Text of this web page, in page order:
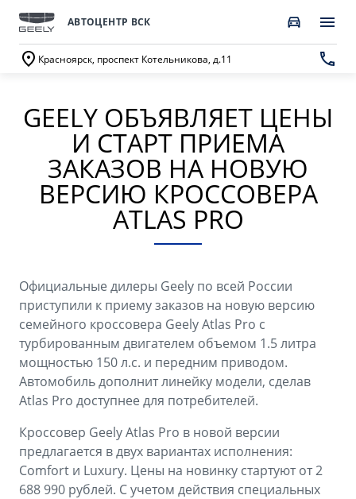
АВТОЦЕНТР ВСК
Красноярск, проспект Котельникова, д.11
МОДЕЛИ
GEELY EX5 Гибрид НОВЫЙ COOLRAY
от 2 764 990 ₽*
CITYRAY
от 2 599 990 ₽*
ATLAS
от 3 189 990 ₽*
OKAVANGO
от 3 429 990 ₽*
MONJARO
от 4 349 990 ₽*
ПОКУПАТЕЛЯМ
ВЫБОР И ПОКУПКА
Автомобили в наличии
Спецпредложения
Записаться на тест-драйв
Трейд-ин
Аксессуары
Зарядные устройства
ФИНАНСЫ И УСЛУГИ
Автокредит
ВЛАДЕЛЬЦАМ
СЕРВИС
Запись в сервисный центр
Техническое обслуживание
Ценности сервиса Geely
Руководство по эксплуатации
Советы по эксплуатации
Спецпредложения
ПОДДЕРЖКА
Помощь на дорогах
О КОМПАНИИ
О бренде GEELY
О дилерском центре
Правовая информация
Контакты
GEELY ОБЪЯВЛЯЕТ ЦЕНЫ
И СТАРТ ПРИЕМА
ЗАКАЗОВ НА НОВУЮ
ВЕРСИЮ КРОССОВЕРА
ATLAS PRO
Официальные дилеры Geely по всей России
приступили к приему заказов на новую версию
семейного кроссовера Geely Atlas Pro с
турбированным двигателем объемом 1.5 литра
мощностью 150 л.с. и передним приводом.
Автомобиль дополнит линейку модели, сделав
Atlas Pro доступнее для потребителей.
Кроссовер Geely Atlas Pro в новой версии
предлагается в двух вариантах исполнения:
Comfort и Luxury. Цены на новинку стартуют от 2
688 990 рублей. С учетом действия специальных